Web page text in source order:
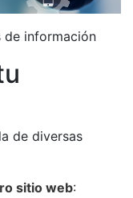
de información
de diversas
sitio web: